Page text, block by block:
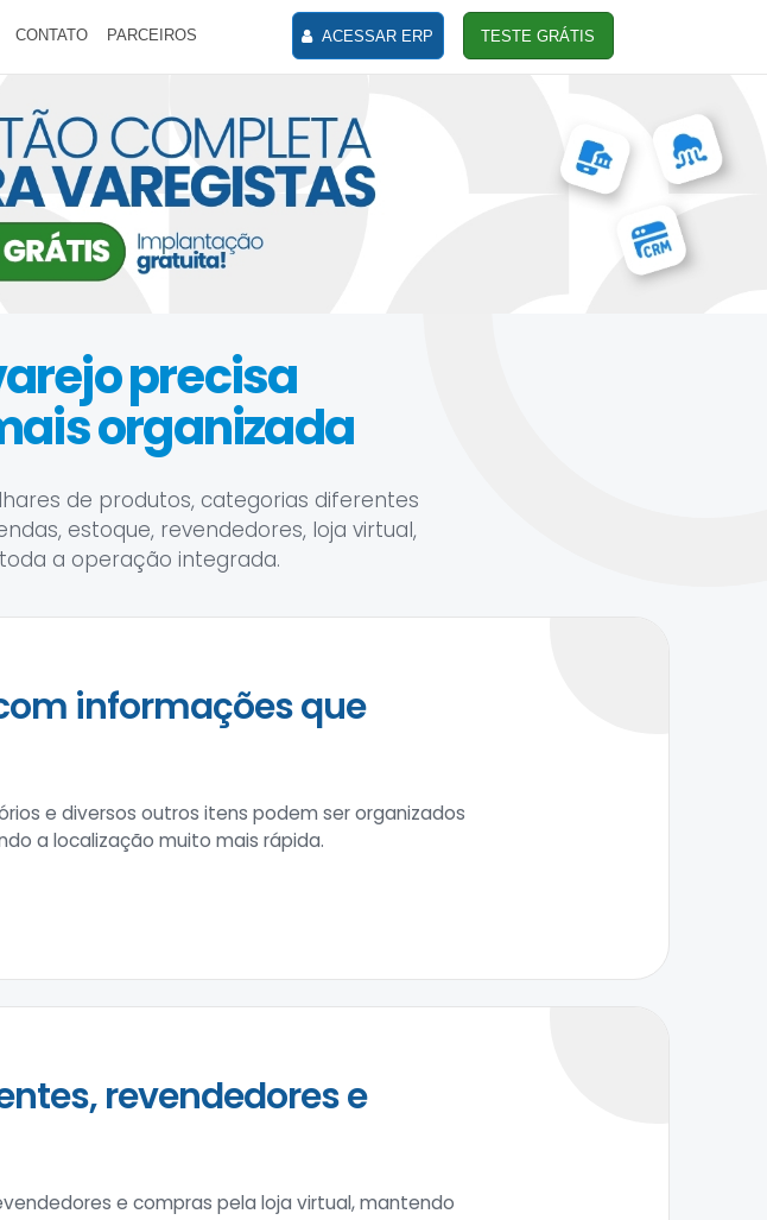
CONTATO PARCEIROS ACESSAR ERP TESTE GRÁTIS
precisa
organizada
de produtos, categorias diferentes
estoque, revendedores, loja virtual,
a operação integrada.
informações que
e diversos outros itens podem ser organizados
a localização muito mais rápida.
revendedores e
e compras pela loja virtual, mantendo